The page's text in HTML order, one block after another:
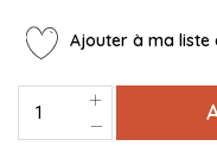
Ajouter à ma liste